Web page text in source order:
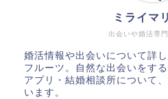
出会いや婚活専
ミライマ
婚活情報や出会いについて詳
フルーツ。自然な出会いをす
アプリ・結婚相談所について
います。